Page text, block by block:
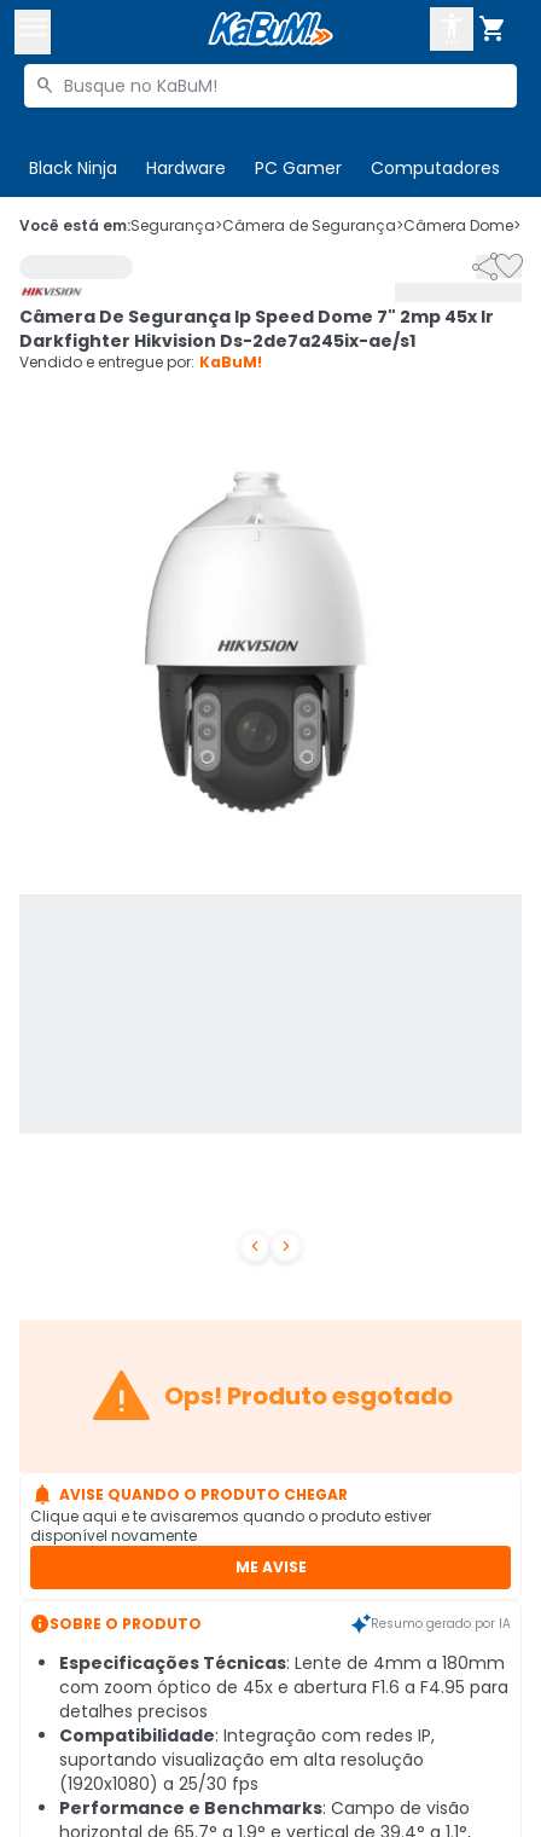

Buscar produtos

Black Ninja Hardware PC Gamer Computadores
 Olá. Acesse sua conta
Cupons
CADASTRE-SE
Você está em:Segurança>Câmera de Segurança>Câmera Dome>
 

Câmera De Segurança Ip Speed Dome 7" 2mp 45x Ir
Darkfighter Hikvision Ds-2de7a245ix-ae/s1
Vendido e entregue por: KaBuM!
 Ops! Produto esgotado
 AVISE QUANDO O PRODUTO CHEGAR
Clique aqui e te avisaremos quando o produto estiver
disponível novamente
ME AVISE
SOBRE O PRODUTO Resumo gerado por IA
Especificações Técnicas: Lente de 4mm a 180mm
com zoom óptico de 45x e abertura F1.6 a F4.95 para
detalhes precisos
Compatibilidade: Integração com redes IP,
suportando visualização em alta resolução
(1920x1080) a 25/30 fps
Performance e Benchmarks: Campo de visão
horizontal de 65.7° a 1.9° e vertical de 39.4° a 1.1°,